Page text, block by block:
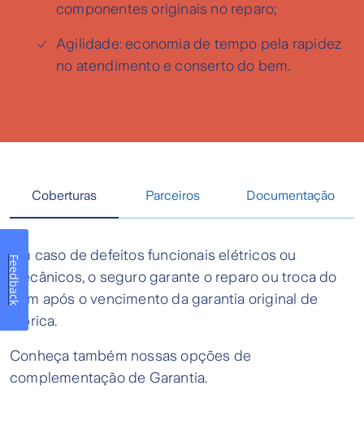
componentes originais no reparo;
Agilidade: economia de tempo pela rapidez
no atendimento e conserto do bem.
Coberturas Parceiros Documentação
Em caso de defeitos funcionais elétricos ou
mecânicos, o seguro garante o reparo ou troca do
bem após o vencimento da garantia original de
fábrica.
Conheça também nossas opções de
complementação de Garantia.
Feedback